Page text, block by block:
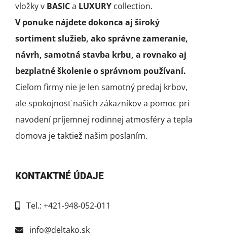
vložky v BASICa LUXURY collection.
V ponuke nájdete dokonca aj široký
sortiment služieb, ako správne zameranie,
návrh, samotná stavba krbu, a rovnako aj
bezplatné školenie o správnom používaní.
Cieľom firmy nie je len samotný predaj krbov,
ale spokojnosť našich zákazníkov a pomoc pri
navodení príjemnej rodinnej atmosféry a tepla
domova je taktiež našim poslaním.
KONTAKTNÉ ÚDAJE
Tel.: +421-948-052-011
info@deltako.sk